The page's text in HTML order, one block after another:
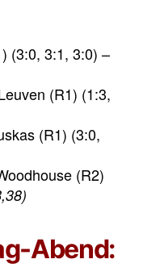
(3:0, 3:1, 3:0) –
(R1) (1:3,
(R1) (3:0,
(R2)
Abend: